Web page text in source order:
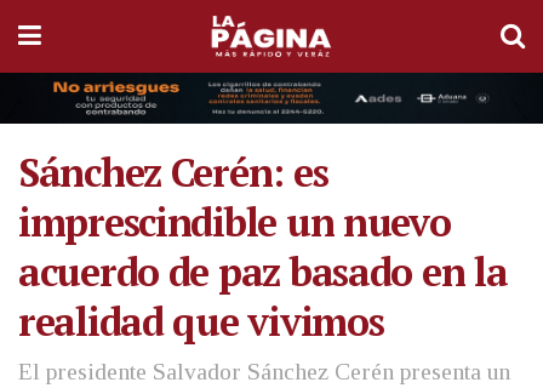
Sánchez Cerén: es
imprescindible un nuevo
acuerdo de paz basado en la
realidad que vivimos
El presidente Salvador Sánchez Cerén presenta un